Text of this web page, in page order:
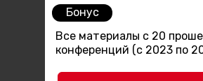
Все материалы с 20
конференций (с 2023 по
Бонус